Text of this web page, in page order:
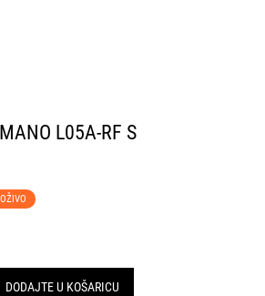
L05A-RF S
DODAJTE U KOŠARICU